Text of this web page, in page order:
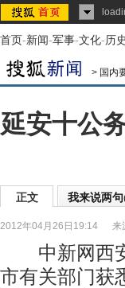
首页-新闻-军事-文化-历史
> 国内
延安十公
正文 我来说两句
2012年04月26日19:14 来
中新网西安
市有关部门获